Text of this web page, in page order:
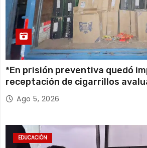
*En prisión preventiva quedó
receptación de cigarrillos
millones*
Ago 5, 2026
EDUCACIÓN